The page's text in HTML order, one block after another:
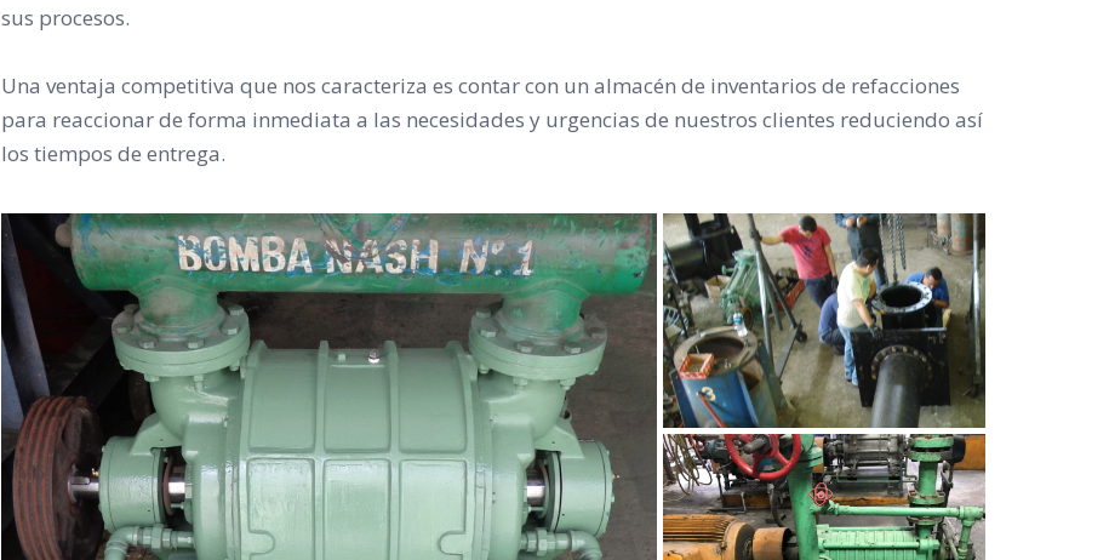
sus procesos.
Una ventaja competitiva que nos caracteriza es contar con un almacén de inventarios de refacciones
para reaccionar de forma inmediata a las necesidades y urgencias de nuestros clientes reduciendo así
los tiempos de entrega.